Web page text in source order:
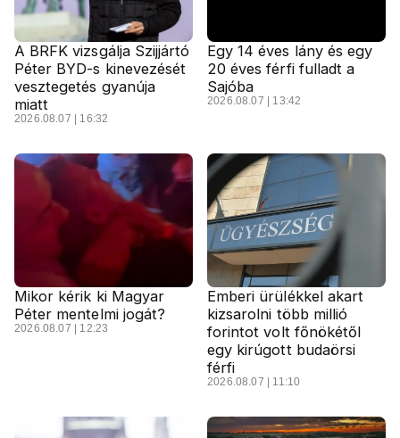
A BRFK vizsgálja Szijjártó
Péter BYD-s kinevezését
vesztegetés gyanúja
miatt
2026.08.07 | 16:32
Egy 14 éves lány és egy
20 éves férfi fulladt a
Sajóba
2026.08.07 | 13:42
Mikor kérik ki Magyar
Péter mentelmi jogát?
2026.08.07 | 12:23
Emberi ürülékkel akart
kizsarolni több millió
forintot volt főnökétől
egy kirúgott budaörsi
férfi
2026.08.07 | 11:10